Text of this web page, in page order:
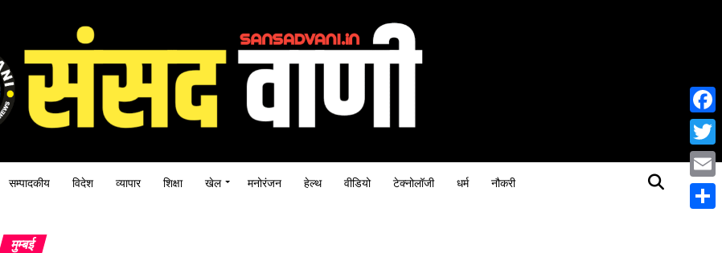
सम्पादकीय विदेश व्यापार शिक्षा खेल मनोरंजन हेल्थ वीडियो टेक्नोलॉजी धर्म नौकरी
मुम्बई
Email